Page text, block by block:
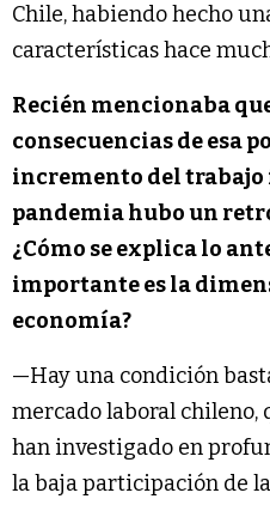
Chile, habiendo hecho
características hace
Recién mencionaba
consecuencias de esa
incremento del trabajo
pandemia hubo un
¿Cómo se explica lo
importante es la
economía?
—Hay una condición
mercado laboral chileno,
han investigado en
la baja participación de